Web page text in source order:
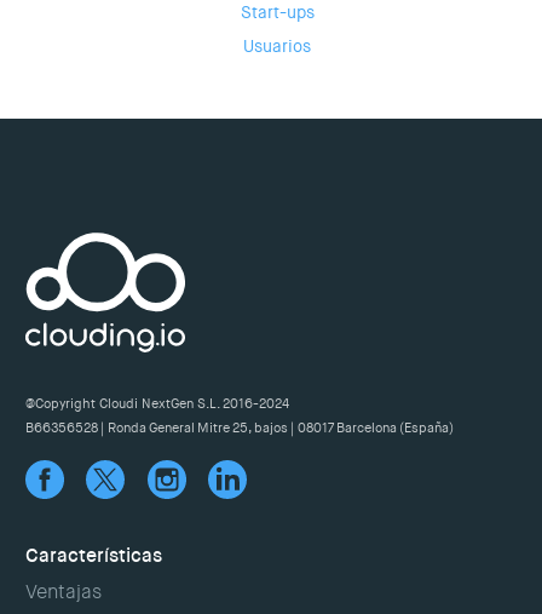
Start-ups
Usuarios
@Copyright Cloudi NextGen S.L. 2016-2024
B66356528 | Ronda General Mitre 25, bajos | 08017 Barcelona (España)
Características
Ventajas